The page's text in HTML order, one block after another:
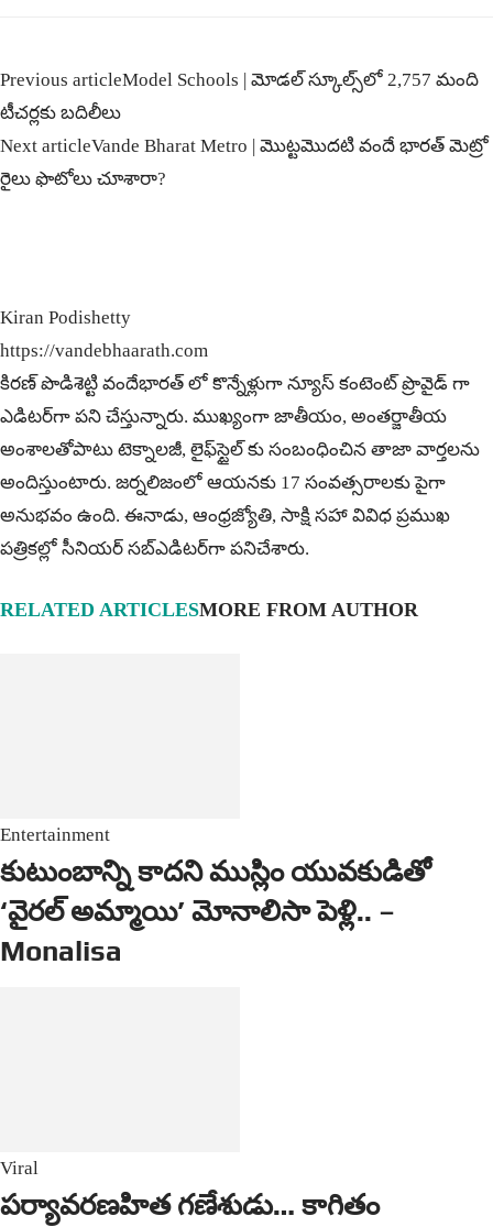
Previous articleModel Schools | మోడల్‌ స్కూల్స్‌లో 2,757 మంది
టీచర్లకు బ‌దిలీలు
Next articleVande Bharat Metro | మొట్ట‌మొద‌టి వందే భారత్ మెట్రో
రైలు ఫొటోలు చూశారా?
Kiran Podishetty
https://vandebhaarath.com
కిర‌ణ్ పొడిశెట్టి వందేభారత్ లో కొన్నేళ్లుగా న్యూస్ కంటెంట్ ప్రొవైడ్ గా
ఎడిటర్‌గా పని చేస్తున్నారు. ముఖ్యంగా జాతీయం, అంత‌ర్జాతీయ
అంశాల‌తోపాటు టెక్నాల‌జీ, లైఫ్‌స్టైల్‌ కు సంబంధించిన తాజా వార్తల‌ను
అందిస్తుంటారు. జర్నలిజంలో ఆయ‌న‌కు 17 సంవత్సరాలకు పైగా
అనుభవం ఉంది. ఈనాడు, ఆంధ్ర‌జ్యోతి, సాక్షి స‌హా వివిధ ప్ర‌ముఖ‌
ప‌త్రిక‌ల్లో సీనియ‌ర్‌ స‌బ్ఎడిట‌ర్‌గా ప‌నిచేశారు.
RELATED ARTICLESMORE FROM AUTHOR
Entertainment
కుటుంబాన్ని కాదని ముస్లిం యువకుడితో
‘వైరల్ అమ్మాయి’ మోనాలిసా పెళ్లి.. –
Monalisa
Viral
పర్యావరణహిత గణేశుడు… కాగితం